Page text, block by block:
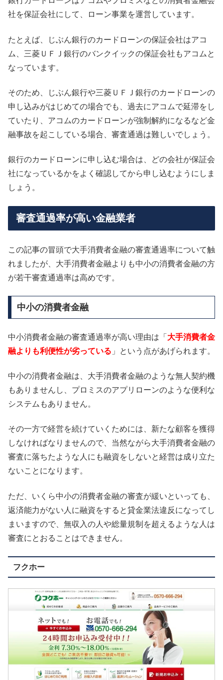
社を保証会社にして、ローン事業を運営しています。
たとえば、じぶん銀行のカードローンの保証会社はアコ
ム、三菱ＵＦＪ銀行のバンクイックの保証会社もアコムと
なっています。
そのため、じぶん銀行や三菱ＵＦＪ銀行のカードローンの
申し込みがはじめての場合でも、過去にアコムで延滞をし
ていたり、アコムのカードローンが強制解約になるなど金
融事故を起こしている場合、審査通過は難しいでしょう。
銀行のカードローンに申し込む場合は、どの会社が保証会
社になっているかをよく確認してから申し込むようにしま
しょう。
審査通過率が高い金融業者
この記事の冒頭で大手消費者金融の審査通過率について触
れましたが、大手消費者金融よりも中小の消費者金融の方
が若干審査通過率は高めです。
中小の消費者金融
中小消費者金融の審査通過率が高い理由は「 大手消費者金
融よりも利便性が劣っている 」という点があげられます。
中小の消費者金融は、大手消費者金融のような無人契約機
もありませんし、プロミスのアプリローンのような便利な
システムもありません。
その一方で経営を続けていくためには、新たな顧客を獲得
しなければなりませんので、当然ながら大手消費者金融の
審査に落ちたような人にも融資をしないと経営は成り立た
ないことになります。
ただ、いくら中小の消費者金融の審査が緩いといっても、
返済能力がない人に融資をすると貸金業法違反になってし
まいますので、無収入の人や総量規制を超えるような人は
審査にとおることはできません。
フクホー